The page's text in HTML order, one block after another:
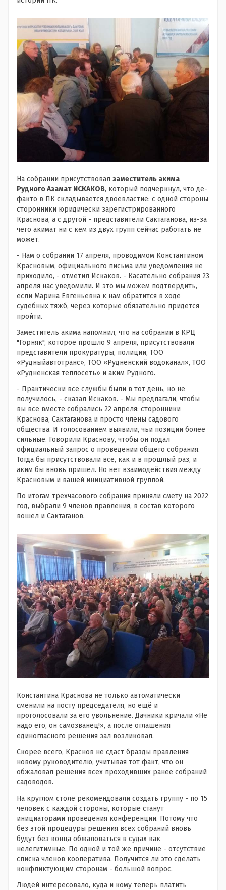
На собрании присутствовал заместитель акима
РудногоАзамат ИСКАКОВ, который подчеркнул, что де-
факто в ПК складывается двоевластие: с одной стороны
сторонники юридически зарегистрированного
Краснова, а с другой - представители Сактаганова, из-за
чего акимат ни с кем из двух групп сейчас работать не
может.
- Нам о собрании 17 апреля, проводимом Константином
Красновым, официального письма или уведомления не
приходило, - отметил Искаков. - Касательно собрания 23
апреля нас уведомили. И это мы можем подтвердить,
если Марина Евгеньевна к нам обратится в ходе
судебных тяжб, через которые обязательно придется
пройти.
Заместитель акима напомнил, что на собрании в КРЦ
"Горняк", которое прошло 9 апреля, присутствовали
представители прокуратуры, полиции, ТОО
«Рудныйавтотранс», ТОО «Рудненский водоканал», ТОО
«Рудненская теплосеть» и аким Рудного.
- Практически все службы были в тот день, но не
получилось, - сказал Искаков. - Мы предлагали, чтобы
вы все вместе собрались 22 апреля: сторонники
Краснова, Сактаганова и просто члены садового
общества. И голосованием выявили, чьи позиции более
сильные. Говорили Краснову, чтобы он подал
официальный запрос о проведении общего собрания.
Тогда бы присутствовали все, как и в прошлый раз, и
аким бы вновь пришел. Но нет взаимодействия между
Красновым и вашей инициативной группой.
По итогам трехчасового собрания приняли смету на 2022
год, выбрали 9 членов правления, в состав которого
вошел и Сактаганов.
Константина Краснова не только автоматически
сменили на посту председателя, но ещё и
проголосовали за его увольнение. Дачники кричали «Не
надо его, он самозванец!», а после оглашения
единогласного решения зал возликовал.
Скорее всего, Краснов не сдаст бразды правления
новому руководителю, учитывая тот факт, что он
обжаловал решения всех проходивших ранее собраний
садоводов.
На круглом столе рекомендовали создать группу - по 15
человек с каждой стороны, которые станут
инициаторами проведения конференции. Потому что
без этой процедуры решения всех собраний вновь
будут без конца обжаловаться в судах как
нелегитимные. По одной и той же причине - отсутствие
списка членов кооператива. Получится ли это сделать
конфликтующим сторонам - большой вопрос.
Людей интересовало, куда и кому теперь платить